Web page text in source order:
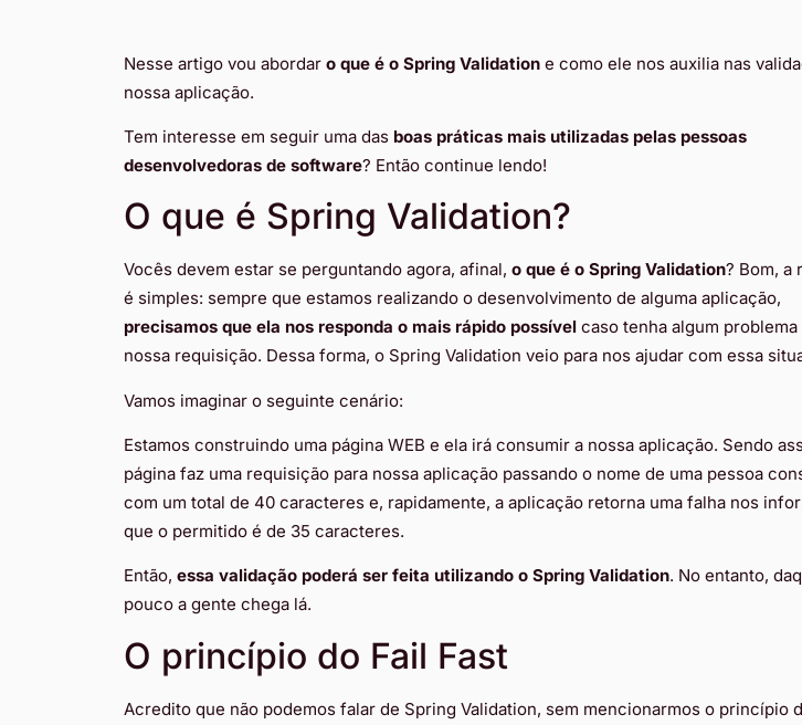
Nesse artigo vou abordar o que é o Spring Validation e como ele nos auxilia nas
nossa aplicação.
Tem interesse em seguir uma das boas práticas mais utilizadas pelas pessoas
desenvolvedoras de software? Então continue lendo!
O que é Spring Validation?
Vocês devem estar se perguntando agora, afinal, o que é o Spring Validation? Bom, a
é simples: sempre que estamos realizando o desenvolvimento de alguma aplicação,
precisamos que ela nos responda o mais rápido possível caso tenha algum problema
nossa requisição. Dessa forma, o Spring Validation veio para nos ajudar com essa
Vamos imaginar o seguinte cenário:
Estamos construindo uma página WEB e ela irá consumir a nossa aplicação. Sendo
página faz uma requisição para nossa aplicação passando o nome de uma pessoa
com um total de 40 caracteres e, rapidamente, a aplicação retorna uma falha nos
que o permitido é de 35 caracteres.
Então, essa validação poderá ser feita utilizando o Spring Validation. No entanto,
pouco a gente chega lá.
O princípio do Fail Fast
Acredito que não podemos falar de Spring Validation, sem mencionarmos o princípio